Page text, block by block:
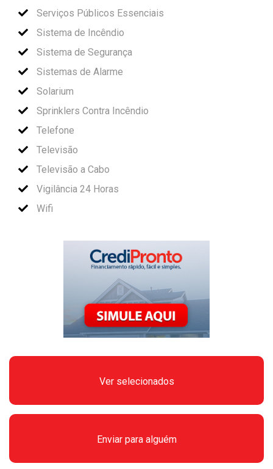
Serviços Públicos Essenciais
Sistema de Incêndio
Sistema de Segurança
Sistemas de Alarme
Solarium
Sprinklers Contra Incêndio
Telefone
Televisão
Televisão a Cabo
Vigilância 24 Horas
Wifi
Ver selecionados
Enviar para alguém